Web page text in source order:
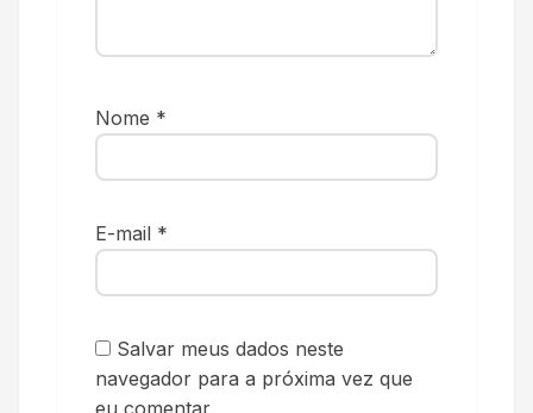
Nome *
E-mail *
Salvar meus dados neste
navegador para a próxima vez que